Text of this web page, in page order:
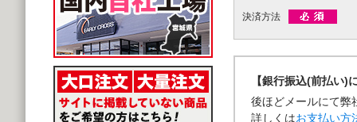
決済方法
【銀行振込(前払い)
後ほどメールにて弊
詳しくはお支払い方